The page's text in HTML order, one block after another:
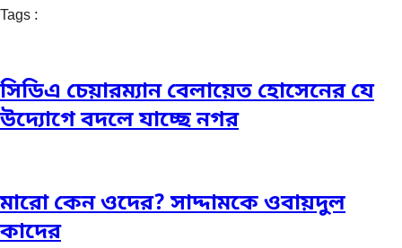
Tags :
সিডিএ চেয়ারম্যান বেলায়েত হোসেনের যে
উদ্যোগে বদলে যাচ্ছে নগর
মারো কেন ওদের? সাদ্দামকে ওবায়দুল
কাদের